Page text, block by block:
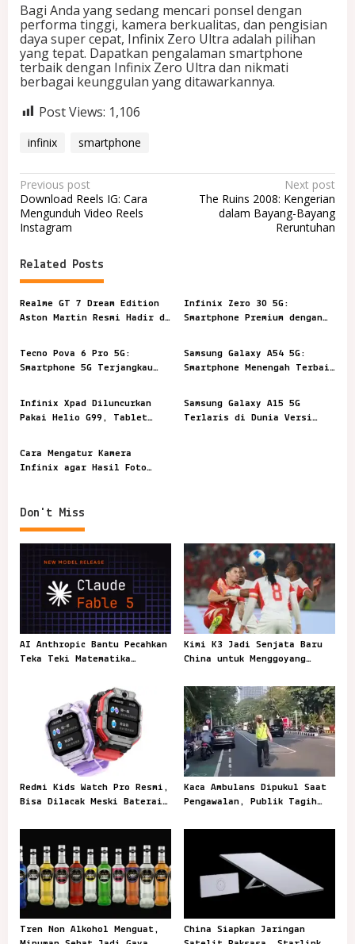
Bagi Anda yang sedang mencari ponsel dengan
performa tinggi, kamera berkualitas, dan pengisian
daya super cepat, Infinix Zero Ultra adalah pilihan
yang tepat. Dapatkan pengalaman smartphone
terbaik dengan Infinix Zero Ultra dan nikmati
berbagai keunggulan yang ditawarkannya.
Post Views: 1,106
infinix smartphone
P
o
s
t
n
a
v
g
t
o
n
Previous post
Download Reels IG: Cara
Mengunduh Video Reels
Instagram
Next post
The Ruins 2008: Kengerian
dalam Bayang-Bayang
Reruntuhan
Related Posts
Realme GT 7 Dream Edition
Aston Martin Resmi Hadir di
Infinix Zero 30 5G:
Smartphone Premium dengan
Tecno Pova 6 Pro 5G:
Smartphone 5G Terjangkau
Samsung Galaxy A54 5G:
Smartphone Menengah Terbaik
Infinix Xpad Diluncurkan
Pakai Helio G99, Tablet
Samsung Galaxy A15 5G
Terlaris di Dunia Versi
Cara Mengatur Kamera
Infinix agar Hasil Foto
Don't Miss
AI Anthropic Bantu Pecahkan
Teka Teki Matematika
Kimi K3 Jadi Senjata Baru
China untuk Menggoyang
Redmi Kids Watch Pro Resmi,
Bisa Dilacak Meski Baterai
Kaca Ambulans Dipukul Saat
Pengawalan, Publik Tagih
Tren Non Alkohol Menguat,
China Siapkan Jaringan